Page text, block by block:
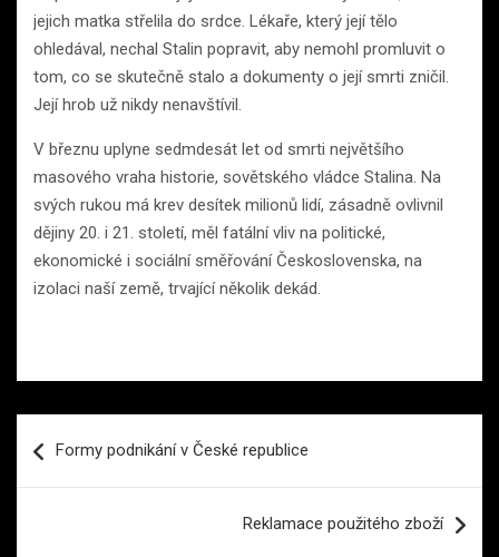
jejich matka střelila do srdce. Lékaře, který její tělo
ohledával, nechal Stalin popravit, aby nemohl promluvit o
tom, co se skutečně stalo a dokumenty o její smrti zničil.
Její hrob už nikdy nenavštívil.
V březnu uplyne sedmdesát let od smrti největšího
masového vraha historie, sovětského vládce Stalina. Na
svých rukou má krev desítek milionů lidí, zásadně ovlivnil
dějiny 20. i 21. století, měl fatální vliv na politické,
ekonomické i sociální směřování Československa, na
izolaci naší země, trvající několik dekád.
proFormy podnikání v České republice
Reklamace použitého zboží